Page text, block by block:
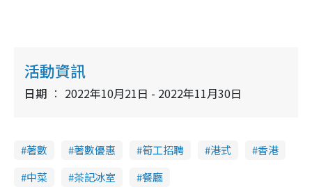
活動資訊
日期 2022年10月21日 - 2022年11月30日
著數 著數優惠 筍工招聘 港式
香港
中菜
茶記冰室 餐廳